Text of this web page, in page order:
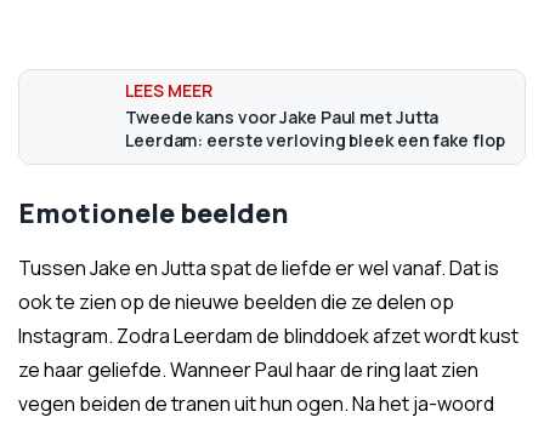
Tweede kans voor Jake Paul met Jutta
Leerdam: eerste verloving bleek een fake flop
Emotionele beelden
Tussen Jake en Jutta spat de liefde er wel vanaf. Dat is
ook te zien op de nieuwe beelden die ze delen op
Instagram. Zodra Leerdam de blinddoek afzet wordt kust
ze haar geliefde. Wanneer Paul haar de ring laat zien
vegen beiden de tranen uit hun ogen. Na het ja-woord